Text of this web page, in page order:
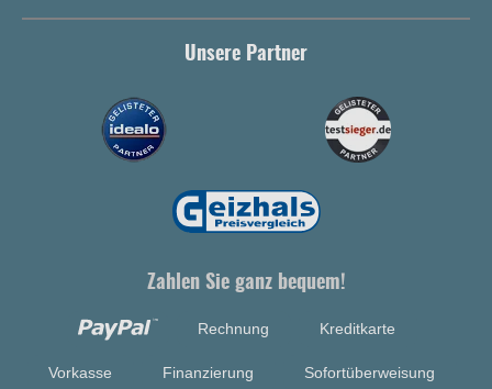
Unsere Partner
Zahlen Sie ganz bequem!
Rechnung Kreditkarte
Vorkasse Finanzierung Sofortüberweisung